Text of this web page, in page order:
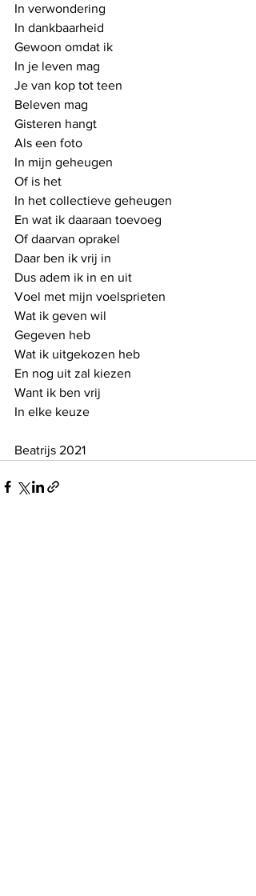
In verwondering
In dankbaarheid
Gewoon omdat ik
In je leven mag
Je van kop tot teen
Beleven mag
Gisteren hangt
Als een foto
In mijn geheugen
Of is het
In het collectieve geheugen
En wat ik daaraan toevoeg
Of daarvan oprakel
Daar ben ik vrij in
Dus adem ik in en uit
Voel met mijn voelsprieten
Wat ik geven wil
Gegeven heb
Wat ik uitgekozen heb
En nog uit zal kiezen
Want ik ben vrij
In elke keuze
Beatrijs 2021